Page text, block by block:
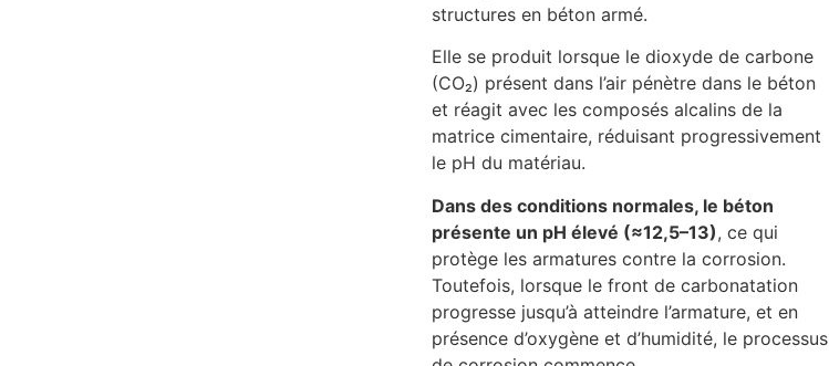
structures en béton armé.
Elle se produit lorsque le dioxyde de carbone
(CO₂) présent dans l’air pénètre dans le béton
et réagit avec les composés alcalins de la
matrice cimentaire, réduisant progressivement
le pH du matériau.
Dans des conditions normales, le béton
présente un pH élevé (≈12,5–13), ce qui
protège les armatures contre la corrosion.
Toutefois, lorsque le front de carbonatation
progresse jusqu’à atteindre l’armature, et en
présence d’oxygène et d’humidité, le processus